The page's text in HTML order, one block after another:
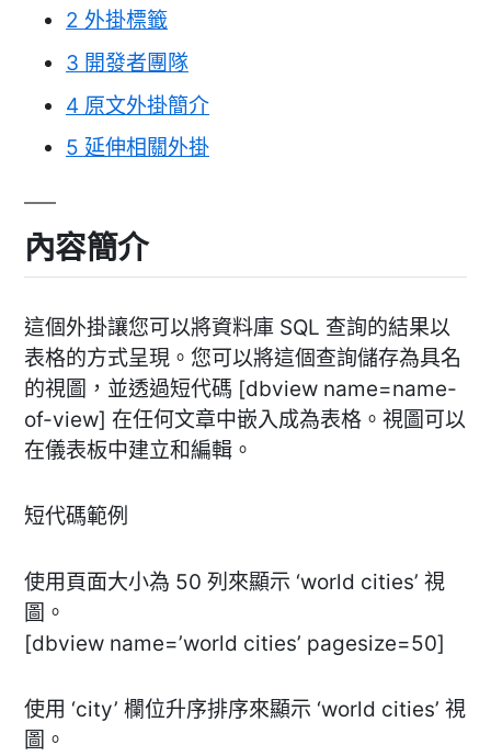
2 外掛標籤
3 開發者團隊
4 原文外掛簡介
5 延伸相關外掛
內容簡介
這個外掛讓您可以將資料庫 SQL 查詢的結果以
表格的方式呈現。您可以將這個查詢儲存為具名
的視圖，並透過短代碼 [dbview name=name-
of-view] 在任何文章中嵌入成為表格。視圖可以
在儀表板中建立和編輯。
短代碼範例
使用頁面大小為 50 列來顯示 ‘world cities’ 視
圖。
[dbview name=’world cities’ pagesize=50]
使用 ‘city’ 欄位升序排序來顯示 ‘world cities’ 視
圖。